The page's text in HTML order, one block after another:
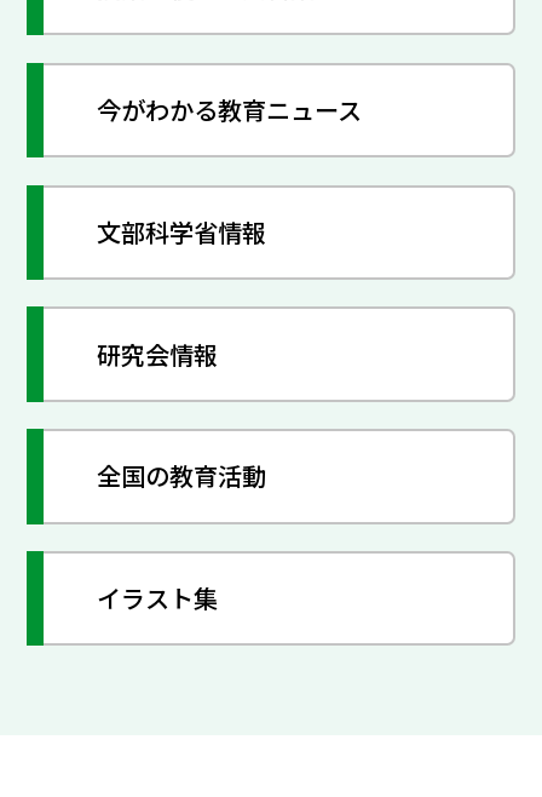
今がわかる教育ニュース
文部科学省情報
研究会情報
全国の教育活動
イラスト集